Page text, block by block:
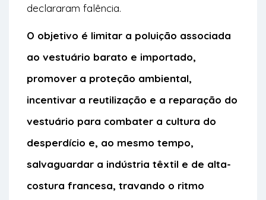
declararam falência.
O objetivo é limitar a poluição associada
ao vestuário barato e importado,
promover a proteção ambiental,
incentivar a reutilização e a reparação do
vestuário para combater a cultura do
desperdício e, ao mesmo tempo,
salvaguardar a indústria têxtil e de alta-
costura francesa, travando o ritmo